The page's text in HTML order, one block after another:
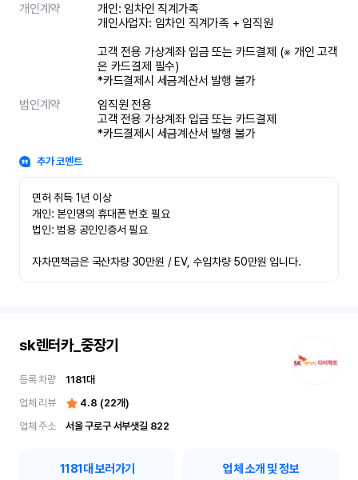
개인계약
개인: 임차인 직계가족
개인사업자: 임차인 직계가족 + 임직원
고객 전용 가상계좌 입금 또는 카드결제 (※ 개인 고객
은 카드결제 필수)
*카드결제시 세금계산서 발행 불가
법인계약
임직원 전용
고객 전용 가상계좌 입금 또는 카드결제
*카드결제시 세금계산서 발행 불가
추가 코멘트
면허 취득 1년 이상
개인: 본인명의 휴대폰 번호 필요
법인: 범용 공인인증서 필요
자차면책금은 국산차량 30만원 / EV, 수입차량 50만원 입니다.
sk렌터카_중장기
등록 차량 1181대
업체 리뷰
4.8 (22개)
업체 주소
서울 구로구 서부샛길 822
1181대 보러가기 업체 소개 및 정보